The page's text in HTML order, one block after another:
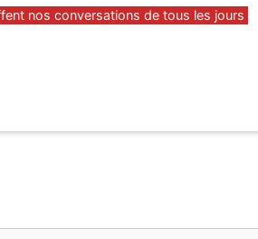
nos conversations de tous les jours